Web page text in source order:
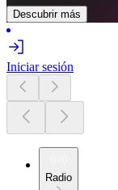
Descubrir más
Iniciar sesión
Radio